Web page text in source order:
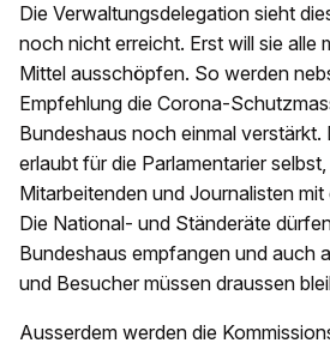
Die Verwaltungsdelegation sieht
noch nicht erreicht. Erst will sie alle
Mittel ausschöpfen. So werden
Empfehlung die Corona-
Bundeshaus noch einmal
erlaubt für die Parlamentarier
Mitarbeitenden und Journalisten
Die National- und Ständeräte
Bundeshaus empfangen und auch
und Besucher müssen draussen
Ausserdem werden die